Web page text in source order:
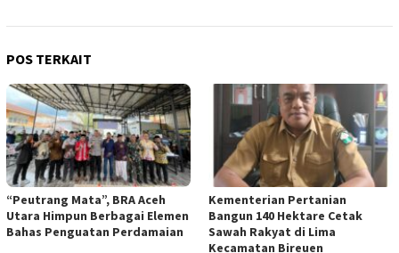
POS TERKAIT
“Peutrang Mata”, BRA Aceh
Utara Himpun Berbagai Elemen
Bahas Penguatan Perdamaian
Kementerian Pertanian
Bangun 140 Hektare Cetak
Sawah Rakyat di Lima
Kecamatan Bireuen